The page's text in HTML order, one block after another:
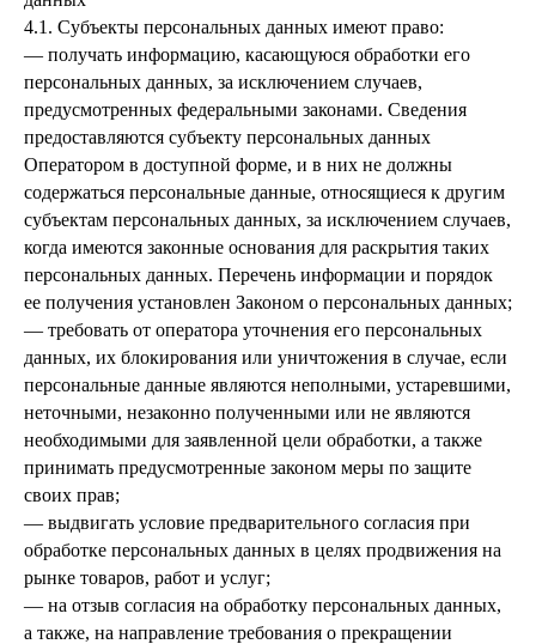
4.1. Субъекты персональных данных имеют право:
— получать информацию, касающуюся обработки его
персональных данных, за исключением случаев,
предусмотренных федеральными законами. Сведения
предоставляются субъекту персональных данных
Оператором в доступной форме, и в них не должны
содержаться персональные данные, относящиеся к другим
субъектам персональных данных, за исключением случаев,
когда имеются законные основания для раскрытия таких
персональных данных. Перечень информации и порядок
ее получения установлен Законом о персональных данных;
— требовать от оператора уточнения его персональных
данных, их блокирования или уничтожения в случае, если
персональные данные являются неполными, устаревшими,
неточными, незаконно полученными или не являются
необходимыми для заявленной цели обработки, а также
принимать предусмотренные законом меры по защите
своих прав;
— выдвигать условие предварительного согласия при
обработке персональных данных в целях продвижения на
рынке товаров, работ и услуг;
— на отзыв согласия на обработку персональных данных,
а также, на направление требования о прекращении